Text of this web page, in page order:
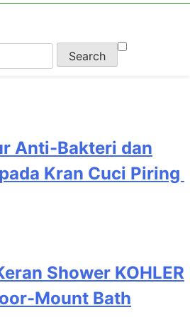
Anti-Bakteri dan
Kran Cuci Piring
Shower KOHLER
Mount Bath